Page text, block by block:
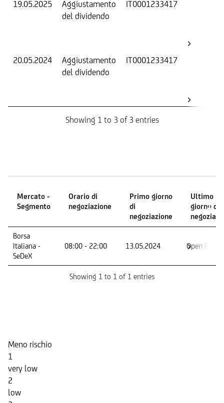
19.05.2025
Aggiustamento
del dividendo
IT0001233417
20.05.2024
Aggiustamento
del dividendo
IT0001233417
Showing 1 to 3 of 3 entries
Mercato -
Segmento
Orario di
negoziazione
Primo giorno
di
negoziazione
Ultimo
giorno di
Segmento
negoziazione
di
giorno di
Borsa
Italiana -
SeDeX
08:00 - 22:00 13.05.2024 Open End
Showing 1 to 1 of 1 entries
Meno rischio
1
very low
2
low